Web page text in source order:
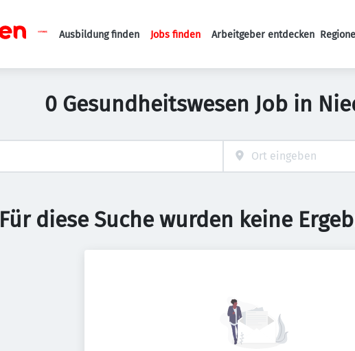
Haupt-Navigation
Ausbildung finden Jobs finden Arbeitgeber entdecken
0 Gesundheitswesen Job in
Für diese Suche wurden keine